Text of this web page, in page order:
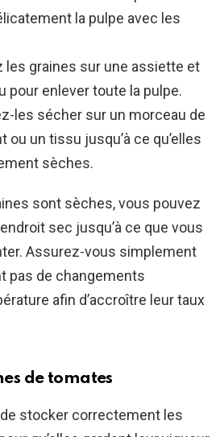
la pulpe avec les
les graines sur une assiette et
pour enlever toute la pulpe.
les sécher sur un morceau de
ou un tissu jusqu’à ce qu’elles
sèches.
sont sèches, vous pouvez
sec jusqu’à ce que vous
Assurez-vous simplement
pas de changements
afin d’accroître leur taux
de tomates
stocker correctement les